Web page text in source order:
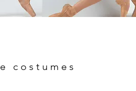
costumes